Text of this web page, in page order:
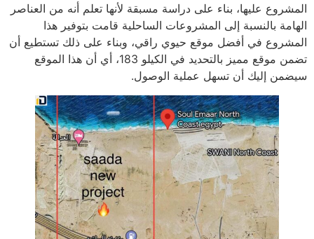
المشروع عليها، بناء على دراسة مسبقة لأنها تعلم أنه من العناصر
الهامة بالنسبة إلى المشروعات الساحلية قامت بتوفير هذا
المشروع في أفضل موقع حيوي راقي، وبناء على ذلك تستطيع أن
تضمن موقع مميز بالتحديد في الكيلو 183، أي أن هذا الموقع
سيضمن إليك أن تسهل عملية الوصول.